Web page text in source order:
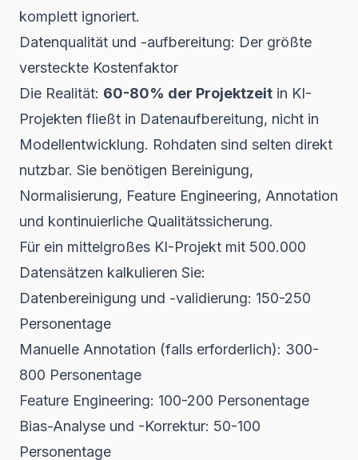
komplett ignoriert.
Datenqualität und -aufbereitung: Der größte
versteckte Kostenfaktor
Die Realität: 60-80% der Projektzeit in KI-
Projekten fließt in Datenaufbereitung, nicht in
Modellentwicklung. Rohdaten sind selten direkt
nutzbar. Sie benötigen Bereinigung,
Normalisierung, Feature Engineering, Annotation
und kontinuierliche Qualitätssicherung.
Für ein mittelgroßes KI-Projekt mit 500.000
Datensätzen kalkulieren Sie:
Datenbereinigung und -validierung: 150-250
Personentage
Manuelle Annotation (falls erforderlich): 300-
800 Personentage
Feature Engineering: 100-200 Personentage
Bias-Analyse und -Korrektur: 50-100
Personentage